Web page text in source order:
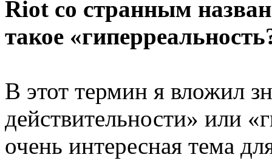
Riot со странным
такое
В этот термин я вложил
действительности» или
очень интересная тема